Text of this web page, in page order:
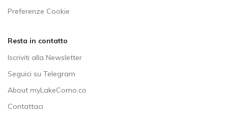
Preferenze Cookie
Resta in contatto
Iscriviti alla Newsletter
Seguici su Telegram
About myLakeComo.co
Contattaci